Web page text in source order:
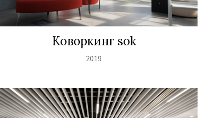
Коворкинг sok
2019